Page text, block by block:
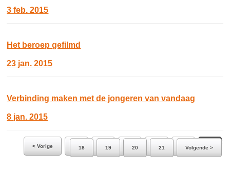
3 feb. 2015
Het beroep gefilmd
23 jan. 2015
Verbinding maken met de jongeren van vandaag
8 jan. 2015
Ga naar pagina:
< Vorige
12 13 14 15 16 17
18 19 20 21 Volgende >